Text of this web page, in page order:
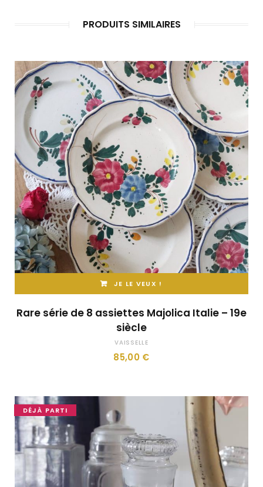
PRODUITS SIMILAIRES
JE LE VEUX !
Rare série de 8 assiettes Majolica Italie – 19e
siècle
VAISSELLE
85,00 €
DÉJÀ PARTI